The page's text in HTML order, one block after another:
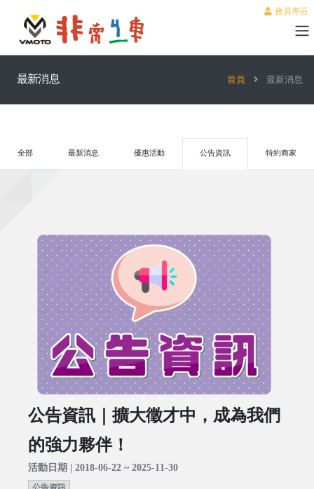
會員專區
最新消息 首頁 最新消息
全部 最新消息 優惠活動 公告資訊 特約商家
公告資訊｜擴大徵才中，成為我們
的強力夥伴！
活動日期 | 2018-06-22 ~ 2025-11-30